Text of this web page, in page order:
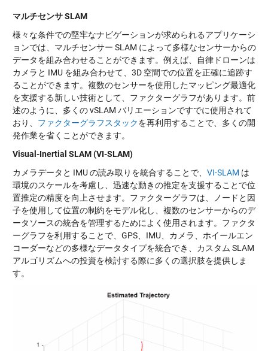
マルチセンサ SLAM
様々な条件での堅牢なナビゲーションが求められるアプリケーシ
ョンでは、マルチセンサー SLAM によって多様なセンサーからの
データを組み合わせることができます。例えば、自律ドローンは
カメラと IMU を組み合わせて、3D 空間での位置を正確に追跡す
ることができます。複数のセンサーを使用したマッピング最適化
を支援する新しい技術として、ファクターグラフがあります。前
述のように、多くの vSLAM バリエーションですでに使用されて
おり、 ファクターグラフスタックを再利用することで、多くの開
発作業を省くことができます。
Visual-Inertial SLAM (VI-SLAM)
カメラデータと IMU の読み取りを統合することで、 VI-SLAM は
環境のスケールを考慮し、迅速な動きの推定を支援することで位
置推定の精度を向上させます。ファクターグラフは、ノードと因
子を使用して位置の制約をモデル化し、複数のセンサーからのデ
ータソースの統合を管理するためによく使用されます。ファクタ
ーグラフを利用することで、GPS、IMU、カメラ、ホイールエン
コーダーなどの多様なデータタイプを統合でき、カスタム SLAM
アルゴリズムへの投資を検討する際に多くの選択肢を提供しま
す。